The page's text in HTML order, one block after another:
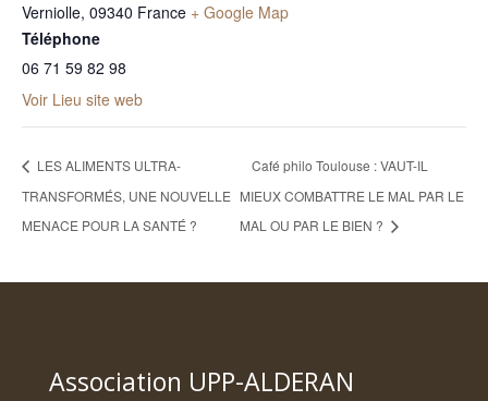
Verniolle, 09340 France + Google Map
Téléphone
06 71 59 82 98
Voir Lieu site web
LES ALIMENTS ULTRA-
TRANSFORMÉS, UNE NOUVELLE
MENACE POUR LA SANTÉ ?
Café philo Toulouse : VAUT-IL
MIEUX COMBATTRE LE MAL PAR LE
MAL OU PAR LE BIEN ?
Association UPP-ALDERAN